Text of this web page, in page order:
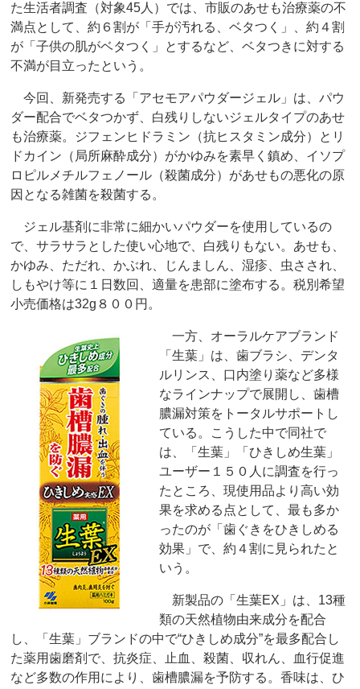
た生活者調査（対象45人）では、市販のあせも治療薬の不
満点として、約６割が「手が汚れる、ベタつく」、約４割
が「子供の肌がベタつく」とするなど、ベタつきに対する
不満が目立ったという。
今回、新発売する「アセモアパウダージェル」は、パウ
ダー配合でベタつかず、白残りしないジェルタイプのあせ
も治療薬。ジフェンヒドラミン（抗ヒスタミン成分）とリ
ドカイン（局所麻酔成分）がかゆみを素早く鎮め、イソプ
ロピルメチルフェノール（殺菌成分）があせもの悪化の原
因となる雑菌を殺菌する。
ジェル基剤に非常に細かいパウダーを使用しているの
で、サラサラとした使い心地で、白残りもない。あせも、
かゆみ、ただれ、かぶれ、じんましん、湿疹、虫さされ、
しもやけ等に１日数回、適量を患部に塗布する。税別希望
小売価格は32g８００円。
一方、オーラルケアブランド
「生葉」は、歯ブラシ、デンタ
ルリンス、口内塗り薬など多様
なラインナップで展開し、歯槽
膿漏対策をトータルサポートし
ている。こうした中で同社で
は、「生葉」「ひきしめ生葉」
ユーザー１５０人に調査を行っ
たところ、現使用品より高い効
果を求める点として、最も多か
ったのが「歯ぐきをひきしめる
効果」で、約４割に見られたと
いう。
新製品の「生葉EX」は、13種
類の天然植物由来成分を配合
し、「生葉」ブランドの中で“ひきしめ成分”を最多配合し
た薬用歯磨剤で、抗炎症、止血、殺菌、収れん、血行促進
など多数の作用により、歯槽膿漏を予防する。香味は、ひ